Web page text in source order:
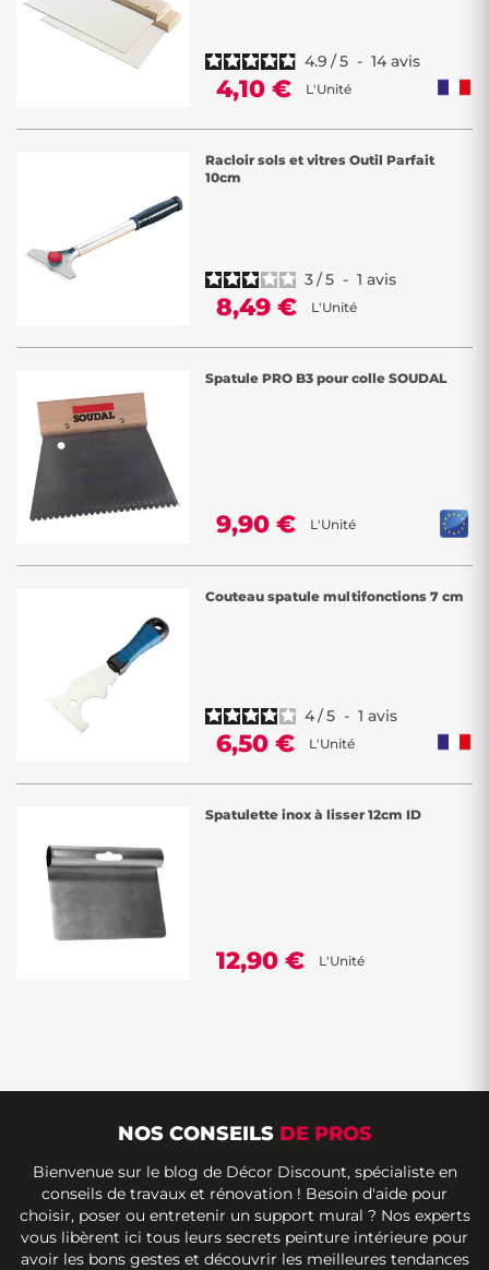
4.9 /5 - 14 avis
4,10 € L'Unité
Racloir sols et vitres Outil Parfait
10cm
3/5 - 1 avis
8,49 € L'Unité
Spatule PRO B3 pour colle SOUDAL
9,90 € L'Unité
Couteau spatule multifonctions 7 cm
4/5 - 1 avis
6,50 € L'Unité
Spatulette inox à lisser 12cm ID
12,90 € L'Unité
NOS CONSEILS DE PROS
Bienvenue sur le blog de Décor Discount, spécialiste en
conseils de travaux et rénovation ! Besoin d'aide pour
choisir, poser ou entretenir un support mural ? Nos experts
vous libèrent ici tous leurs secrets peinture intérieure pour
avoir les bons gestes et découvrir les meilleures tendances